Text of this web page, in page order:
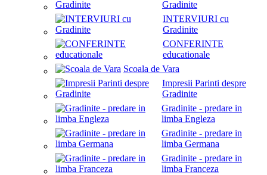
Gradinite
INTERVIURI cu
Gradinite
CONFERINTE
educationale
Scoala de Vara
Impresii Parinti despre
Gradinite
Gradinite - predare in
limba Engleza
Gradinite - predare in
limba Germana
Gradinite - predare in
limba Franceza